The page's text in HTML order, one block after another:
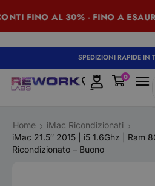
FINO AL 30% - FINO A
SPEDIZIONI RAPIDE IN
0
Home
iMac Ricondizionati
iMac 21.5″ 2015 | i5 1.6Ghz | Ram
Ricondizionato – Buono